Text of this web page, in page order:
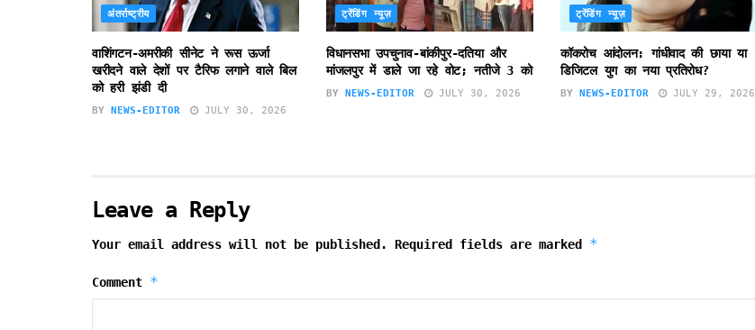
अंतर्राष्ट्रीय
वाशिंगटन-अमरीकी सीनेट ने रूस ऊर्जा
खरीदने वाले देशों पर टैरिफ लगाने वाले बिल
को हरी झंडी दी
BY NEWS-EDITOR JULY 30, 2026
ट्रेंडिंग न्यूज़
विधानसभा उपचुनाव-बांकीपुर-दतिया और
मांजलपुर में डाले जा रहे वोट; नतीजे 3 को
BY NEWS-EDITOR JULY 30, 2026
ट्रेंडिंग न्यूज़
कॉकरोच आंदोलन: गांधीवाद की छाया या
डिजिटल युग का नया प्रतिरोध?
BY NEWS-EDITOR JULY 29, 2026
Leave a Reply
Your email address will not be published. Required fields are marked *
Comment *